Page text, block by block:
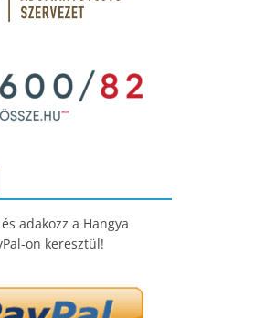
adakozz a Hangya
on keresztül!